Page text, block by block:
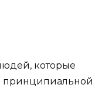
которые
принципиальной